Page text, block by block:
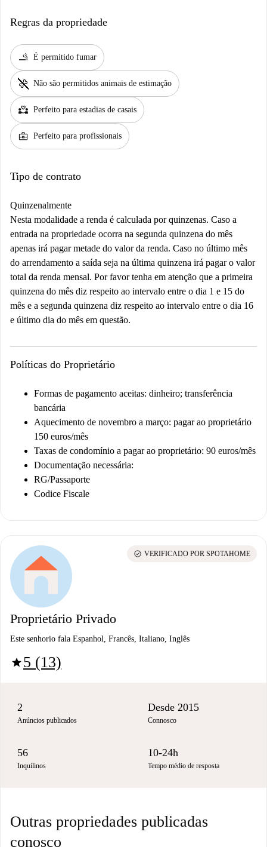
Regras da propriedade
smoking_rooms É permitido fumar
pet_supplies Não são permitidos animais de estimação
partner_heart Perfeito para estadias de casais
business_center Perfeito para profissionais
Tipo de contrato
Quinzenalmente
Nesta modalidade a renda é calculada por quinzenas. Caso a
entrada na propriedade ocorra na segunda quinzena do mês
apenas irá pagar metade do valor da renda. Caso no último mês
do arrendamento a saída seja na última quinzena irá pagar o valor
total da renda mensal. Por favor tenha em atenção que a primeira
quinzena do mês diz respeito ao intervalo entre o dia 1 e 15 do
mês e a segunda quinzena diz respeito ao intervalo entre o dia 16
e último dia do mês em questão.
Políticas do Proprietário
Formas de pagamento aceitas: dinheiro; transferência
bancária
Aquecimento de novembro a março: pagar ao proprietário
150 euros/mês
Taxas de condomínio a pagar ao proprietário: 90 euros/mês
Documentação necessária:
RG/Passaporte
Codice Fiscale
Proprietário Privado
Este senhorio fala Espanhol, Francês, Italiano, Inglês
star5 (13)
check_circle VERIFICADO POR SPOTAHOME
2
Anúncios publicados
Desde 2015
Connosco
56
Inquilinos
10-24h
Tempo médio de resposta
Outras propriedades publicadas
conosco